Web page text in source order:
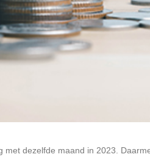
dezelfde maand in 2023.